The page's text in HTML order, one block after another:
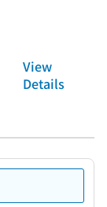
View
Details